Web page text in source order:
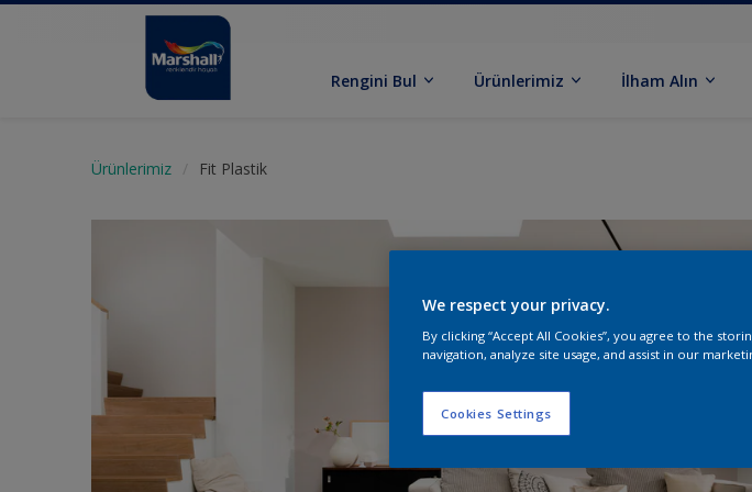
Rengini Bul Ürünlerimiz İlham Alın
Ürünlerimiz Fit Plastik
We respect your privacy.
By clicking “Accept All Cookies”, you agree to the
navigation, analyze site usage, and assist in our
Cookies Settings